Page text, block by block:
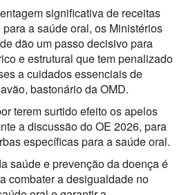
significativa de receitas
a saúde oral, os Ministérios
dão um passo decisivo para
e estrutural que tem penalizado
a cuidados essenciais de
bastonário da OMD.
terem surtido efeito os apelos
a discussão do OE 2026, para
específicas para a saúde oral.
saúde e prevenção da doença é
combater a desigualdade no